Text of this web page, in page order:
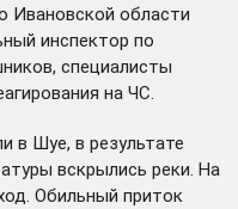
Ивановской области
инспектор по
специалисты
на ЧС.
в Шуе, в результате
вскрылись реки. На
Обильный приток